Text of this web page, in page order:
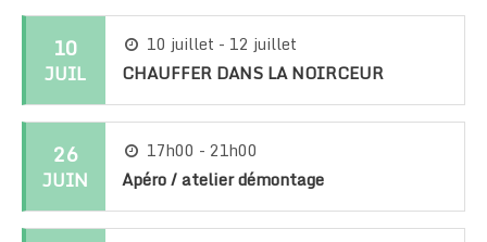
10
JUIL
10 juillet - 12 juillet
CHAUFFER DANS LA NOIRCEUR
26
JUIN
17h00 - 21h00
Apéro / atelier démontage